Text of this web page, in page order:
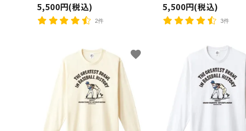
5,500円(税込)
2件
5,500円(税込)
3件
favorite